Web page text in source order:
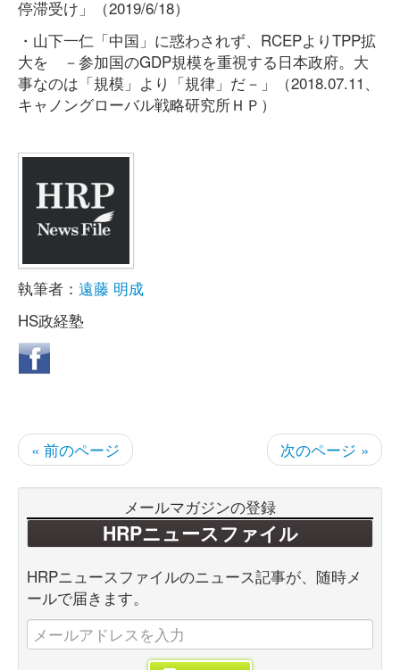
停滞受け」（2019/6/18）
・山下一仁「中国」に惑わされず、RCEPよりTPP拡
大を －参加国のGDP規模を重視する日本政府。大
事なのは「規模」より「規律」だ－」（2018.07.11、
キャノングローバル戦略研究所ＨＰ）
執筆者： 遠藤 明成
HS政経塾
« 前のページ 次のページ »
メールマガジンの登録
HRPニュースファイル
HRPニュースファイルのニュース記事が、随時メ
ールで届きます。